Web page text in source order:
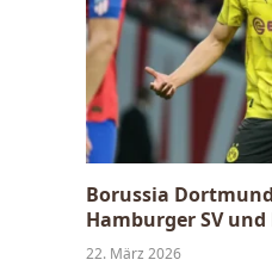
Borussia
Hamburger SV
22. März 2026